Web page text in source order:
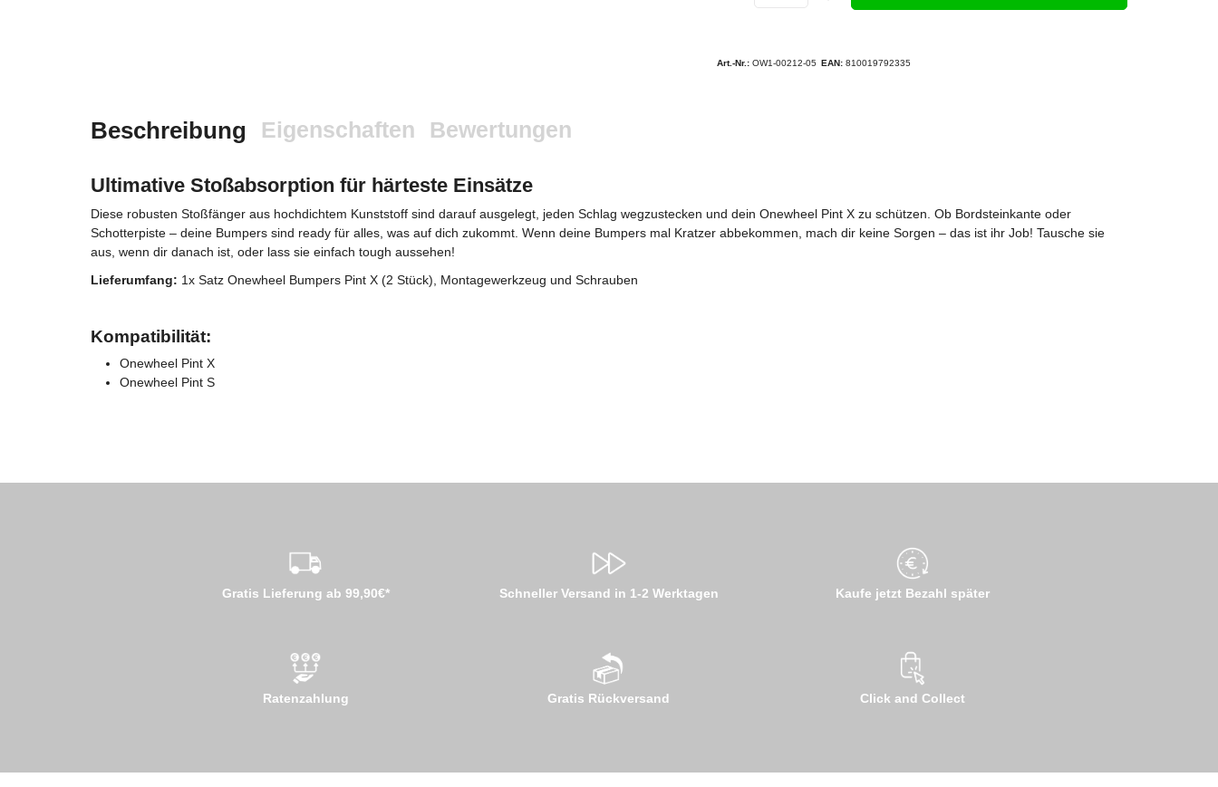
Art.-Nr.: OW1-00212-05 EAN: 810019792335
Beschreibung Eigenschaften Bewertungen
Ultimative Stoßabsorption für härteste Einsätze
Diese robusten Stoßfänger aus hochdichtem Kunststoff sind darauf ausgelegt, jeden Schlag wegzustecken und dein Onewheel Pint X zu schützen. Ob Bordsteinkante oder
Schotterpiste – deine Bumpers sind ready für alles, was auf dich zukommt. Wenn deine Bumpers mal Kratzer abbekommen, mach dir keine Sorgen – das ist ihr Job! Tausche sie
aus, wenn dir danach ist, oder lass sie einfach tough aussehen!
Lieferumfang: 1x Satz Onewheel Bumpers Pint X (2 Stück), Montagewerkzeug und Schrauben
Kompatibilität:
Onewheel Pint X
Onewheel Pint S
Gratis Lieferung ab 99,90€* Schneller Versand in 1-2 Werktagen Kaufe jetzt Bezahl später
Ratenzahlung Gratis Rückversand Click and Collect